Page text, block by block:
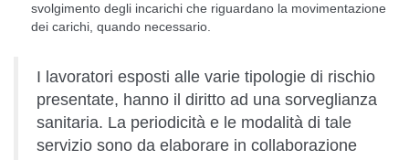
svolgimento degli incarichi che riguardano la movimentazione
dei carichi, quando necessario.
I lavoratori esposti alle varie tipologie di rischio
presentate, hanno il diritto ad una sorveglianza
sanitaria. La periodicità e le modalità di tale
servizio sono da elaborare in collaborazione